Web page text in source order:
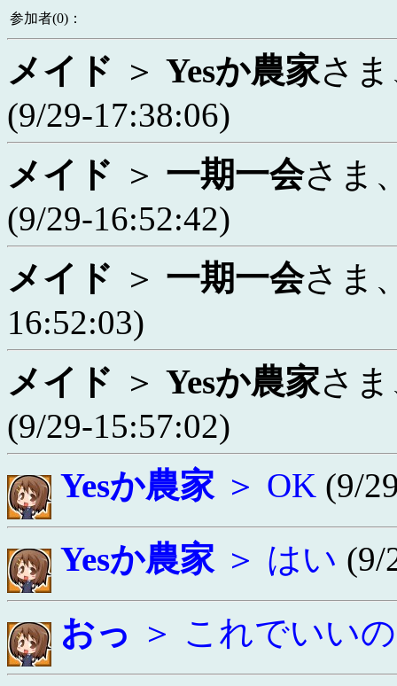
参加者(0)：
メイド ＞ Yesか農家さ
(9/29-17:38:06)
メイド ＞ 一期一会さま
(9/29-16:52:42)
メイド ＞ 一期一会さま
16:52:03)
メイド ＞ Yesか農家さ
(9/29-15:57:02)
Yesか農家 ＞ OK (9/
Yesか農家 ＞ はい (9/
おっ ＞ これでいい